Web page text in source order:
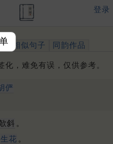
登录
相似句子 同韵作品
，难免有误，仅供参考。
俨
斜 。
生花 。